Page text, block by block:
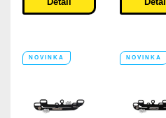
NOVINKA NOVINKA